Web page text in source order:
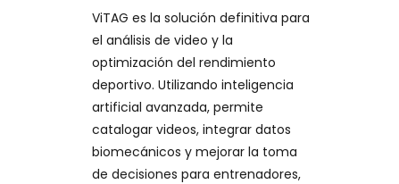
ViTAG es la solución definitiva para
el análisis de video y la
optimización del rendimiento
deportivo. Utilizando inteligencia
artificial avanzada, permite
catalogar videos, integrar datos
biomecánicos y mejorar la toma
de decisiones para entrenadores,